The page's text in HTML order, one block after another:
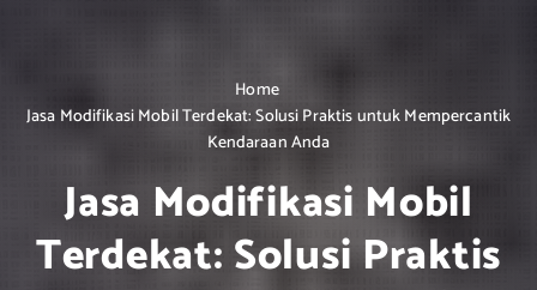
Home
Jasa Modifikasi Mobil Terdekat: Solusi Praktis untuk Mempercantik
Kendaraan Anda
Jasa Modifikasi Mobil
Terdekat: Solusi Praktis